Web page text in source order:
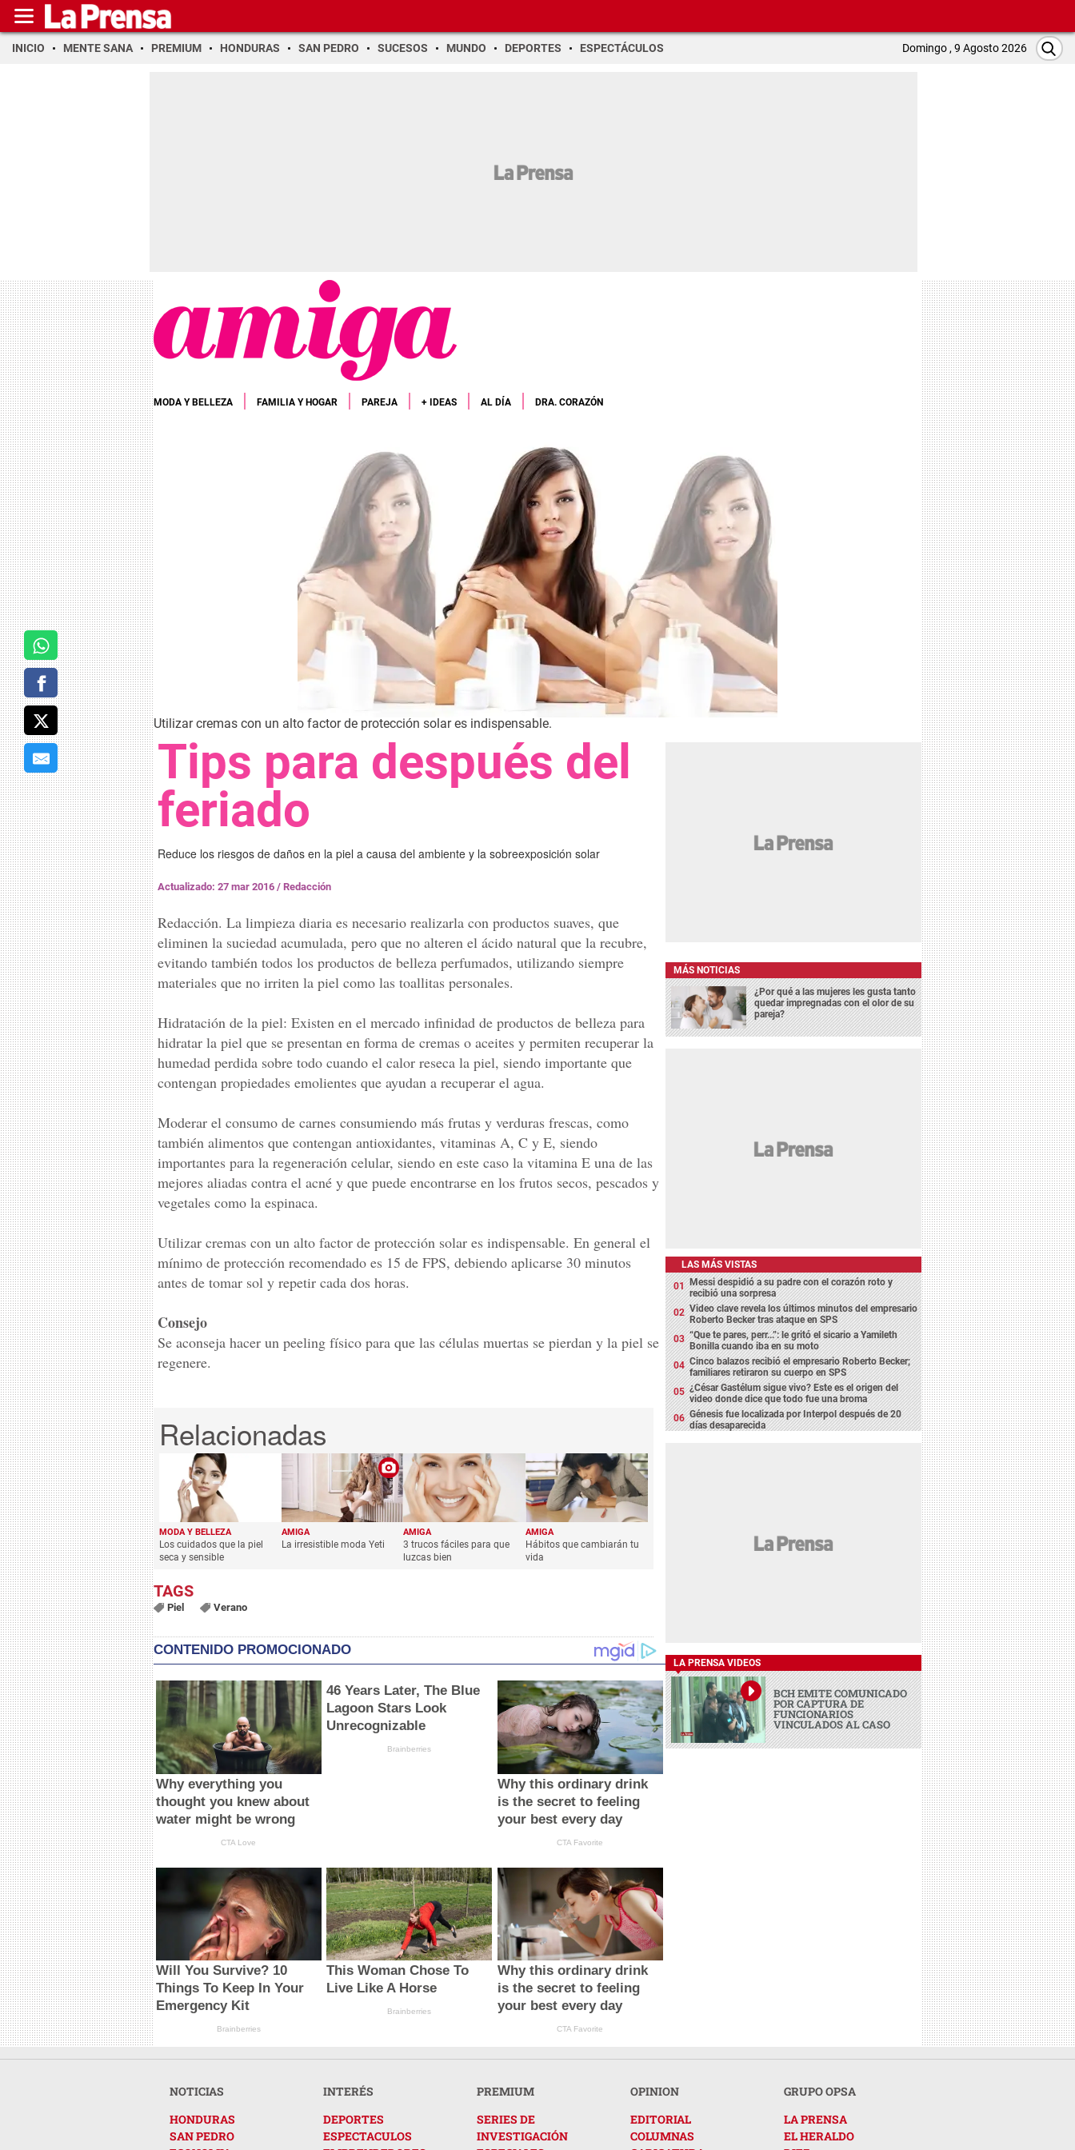
INICIO MENTE SANA PREMIUM HONDURAS SAN PEDRO SUCESOS MUNDO DEPORTES ESPECTÁCULOS Domingo , 9 Agosto 2026
MODA Y BELLEZA FAMILIA Y HOGAR PAREJA + IDEAS AL DÍA DRA. CORAZÓN
Utilizar cremas con un alto factor de protección solar es indispensable.
Tips para después del
feriado
Reduce los riesgos de daños en la piel a causa del ambiente y la sobreexposición solar
Actualizado: 27 mar 2016 / Redacción
Redacción. La limpieza diaria es necesario realizarla con productos suaves, que
eliminen la suciedad acumulada, pero que no alteren el ácido natural que la recubre,
evitando también todos los productos de belleza perfumados, utilizando siempre
materiales que no irriten la piel como las toallitas personales.
Hidratación de la piel: Existen en el mercado infinidad de productos de belleza para
hidratar la piel que se presentan en forma de cremas o aceites y permiten recuperar la
humedad perdida sobre todo cuando el calor reseca la piel, siendo importante que
contengan propiedades emolientes que ayudan a recuperar el agua.
Moderar el consumo de carnes consumiendo más frutas y verduras frescas, como
también alimentos que contengan antioxidantes, vitaminas A, C y E, siendo
importantes para la regeneración celular, siendo en este caso la vitamina E una de las
mejores aliadas contra el acné y que puede encontrarse en los frutos secos, pescados y
vegetales como la espinaca.
Utilizar cremas con un alto factor de protección solar es indispensable. En general el
mínimo de protección recomendado es 15 de FPS, debiendo aplicarse 30 minutos
antes de tomar sol y repetir cada dos horas.
Consejo
Se aconseja hacer un peeling físico para que las células muertas se pierdan y la piel se
regenere.
MODA Y BELLEZA
Los cuidados que la piel
seca y sensible
AMIGA
La irresistible moda Yeti
AMIGA
3 trucos fáciles para que
luzcas bien
AMIGA
Hábitos que cambiarán tu
vida
Piel Verano
CONTENIDO PROMOCIONADO
Why everything you
thought you knew about
water might be wrong
CTA Love
46 Years Later, The Blue
Lagoon Stars Look
Unrecognizable
Brainberries
Why this ordinary drink
is the secret to feeling
your best every day
CTA Favorite
Will You Survive? 10
Things To Keep In Your
Emergency Kit
Brainberries
This Woman Chose To
Live Like A Horse
Brainberries
Why this ordinary drink
is the secret to feeling
your best every day
CTA Favorite
MÁS NOTICIAS
¿Por qué a las mujeres les gusta tanto
quedar impregnadas con el olor de su
pareja?
LAS MÁS VISTAS
Messi despidió a su padre con el corazón roto y
recibió una sorpresa
Video clave revela los últimos minutos del empresario
Roberto Becker tras ataque en SPS
“Que te pares, perr...”: le gritó el sicario a Yamileth
Bonilla cuando iba en su moto
Cinco balazos recibió el empresario Roberto Becker;
familiares retiraron su cuerpo en SPS
¿César Gastélum sigue vivo? Este es el origen del
video donde dice que todo fue una broma
Génesis fue localizada por Interpol después de 20
días desaparecida
LA PRENSA VIDEOS
BCH EMITE COMUNICADO
POR CAPTURA DE
FUNCIONARIOS
VINCULADOS AL CASO
NOTICIAS
HONDURAS
SAN PEDRO
INTERÉS
DEPORTES
ESPECTACULOS
PREMIUM
SERIES DE
INVESTIGACIÓN
OPINION
EDITORIAL
COLUMNAS
GRUPO OPSA
LA PRENSA
EL HERALDO